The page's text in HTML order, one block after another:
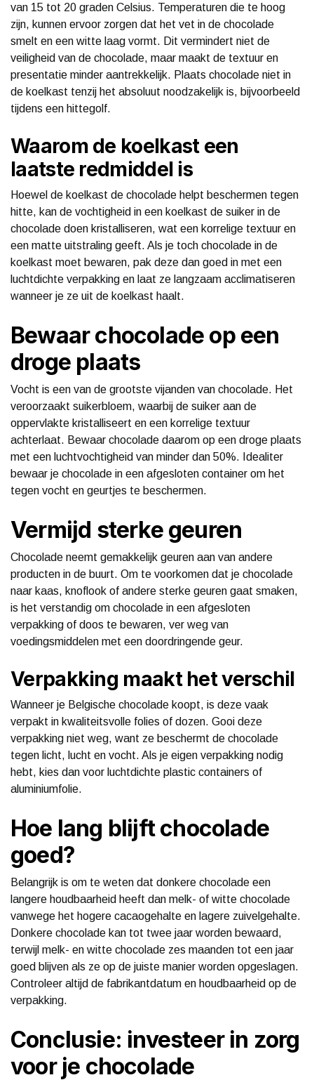
van 15 tot 20 graden Celsius. Temperaturen die te hoog
zijn, kunnen ervoor zorgen dat het vet in de chocolade
smelt en een witte laag vormt. Dit vermindert niet de
veiligheid van de chocolade, maar maakt de textuur en
presentatie minder aantrekkelijk. Plaats chocolade niet in
de koelkast tenzij het absoluut noodzakelijk is, bijvoorbeeld
tijdens een hittegolf.
Waarom de koelkast een
laatste redmiddel is
Hoewel de koelkast de chocolade helpt beschermen tegen
hitte, kan de vochtigheid in een koelkast de suiker in de
chocolade doen kristalliseren, wat een korrelige textuur en
een matte uitstraling geeft. Als je toch chocolade in de
koelkast moet bewaren, pak deze dan goed in met een
luchtdichte verpakking en laat ze langzaam acclimatiseren
wanneer je ze uit de koelkast haalt.
Bewaar chocolade op een
droge plaats
Vocht is een van de grootste vijanden van chocolade. Het
veroorzaakt suikerbloem, waarbij de suiker aan de
oppervlakte kristalliseert en een korrelige textuur
achterlaat. Bewaar chocolade daarom op een droge plaats
met een luchtvochtigheid van minder dan 50%. Idealiter
bewaar je chocolade in een afgesloten container om het
tegen vocht en geurtjes te beschermen.
Vermijd sterke geuren
Chocolade neemt gemakkelijk geuren aan van andere
producten in de buurt. Om te voorkomen dat je chocolade
naar kaas, knoflook of andere sterke geuren gaat smaken,
is het verstandig om chocolade in een afgesloten
verpakking of doos te bewaren, ver weg van
voedingsmiddelen met een doordringende geur.
Verpakking maakt het verschil
Wanneer je Belgische chocolade koopt, is deze vaak
verpakt in kwaliteitsvolle folies of dozen. Gooi deze
verpakking niet weg, want ze beschermt de chocolade
tegen licht, lucht en vocht. Als je eigen verpakking nodig
hebt, kies dan voor luchtdichte plastic containers of
aluminiumfolie.
Hoe lang blijft chocolade
goed?
Belangrijk is om te weten dat donkere chocolade een
langere houdbaarheid heeft dan melk- of witte chocolade
vanwege het hogere cacaogehalte en lagere zuivelgehalte.
Donkere chocolade kan tot twee jaar worden bewaard,
terwijl melk- en witte chocolade zes maanden tot een jaar
goed blijven als ze op de juiste manier worden opgeslagen.
Controleer altijd de fabrikantdatum en houdbaarheid op de
verpakking.
Conclusie: investeer in zorg
voor je chocolade